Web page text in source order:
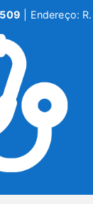
Endereço: